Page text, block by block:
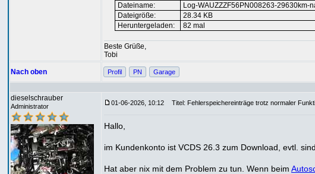
Dateiname:
Log-WAUZZZF56PN008263-29630km-
Dateigröße:
28.34 KB
Heruntergeladen:
82 mal
Beste Grüße,
Tobi
Nach oben Profil PN Garage
dieselschrauber
Administrator 01-06-2026, 10:12 Titel: Fehlerspeichereinträge trotz normaler
Hallo,
im Kundenkonto ist VCDS 26.3 zum Download, evtl.
Hat aber nix mit dem Problem zu tun. Wenn beim